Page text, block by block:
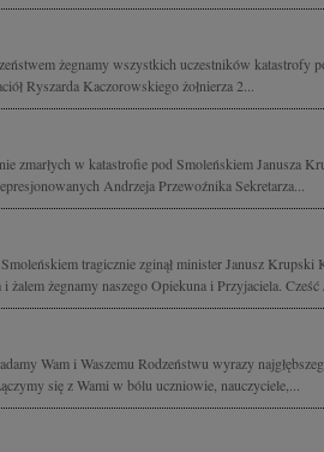
żegnamy wszystkich uczestników katastrofy
Ryszarda Kaczorowskiego żołnierza 2...
zmarłych w katastrofie pod Smoleńskiem Janusza
Andrzeja Przewoźnika Sekretarza...
tragicznie zginął minister Janusz
żalem żegnamy naszego Opiekuna i Przyjaciela. Cześć
Wam i Waszemu Rodzeństwu wyrazy
się z Wami w bólu uczniowie, nauczyciele,...